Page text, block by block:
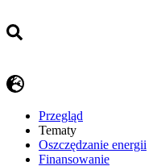
Przegląd
Tematy
​Oszczędzanie energii
Finansowanie